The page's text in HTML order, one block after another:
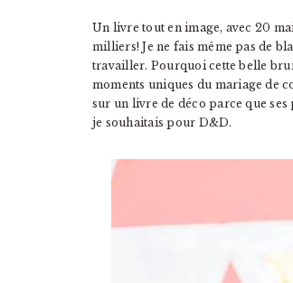
Un livre tout en image, avec 20
milliers! Je ne fais même pas de
travailler. Pourquoi cette belle
moments uniques du mariage de
sur un livre de déco parce que ses
je souhaitais pour D&D.